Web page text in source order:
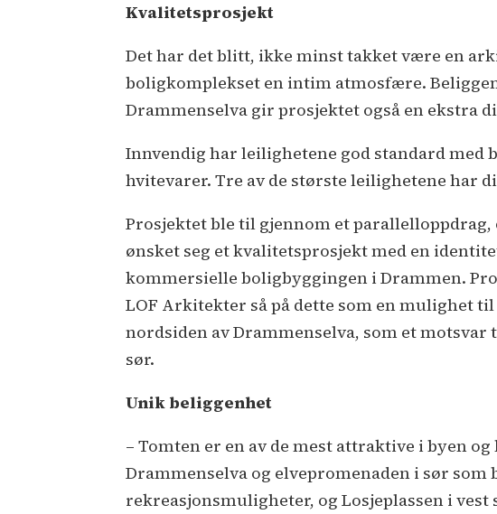
Kvalitetsprosjekt
Det har det blitt, ikke minst takket være en
boligkomplekset en intim atmosfære.
Drammenselva gir prosjektet også en ekstra
Innvendig har leilighetene god standard med
hvitevarer. Tre av de største leilighetene har
Prosjektet ble til gjennom et
ønsket seg et kvalitetsprosjekt med en
kommersielle boligbyggingen i Drammen.
LOF Arkitekter så på dette som en mulighet
nordsiden av Drammenselva, som et
sør.
Unik beliggenhet
– Tomten er en av de mest attraktive i byen
Drammenselva og elvepromenaden i sør som
rekreasjonsmuligheter, og Losjeplassen i